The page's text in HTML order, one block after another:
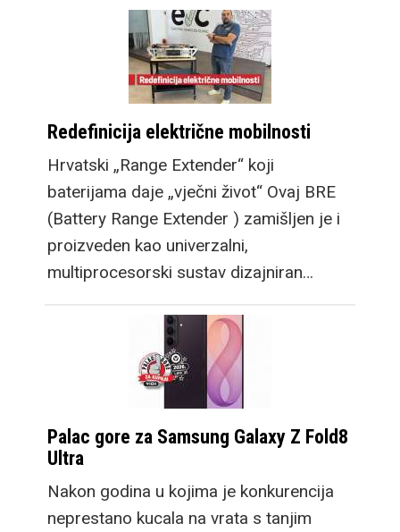
Redefinicija električne mobilnosti
Hrvatski „Range Extender“ koji
baterijama daje „vječni život“ Ovaj BRE
(Battery Range Extender ) zamišljen je i
proizveden kao univerzalni,
multiprocesorski sustav dizajniran…
Palac gore za Samsung Galaxy Z Fold8
Ultra
Nakon godina u kojima je konkurencija
neprestano kucala na vrata s tanjim